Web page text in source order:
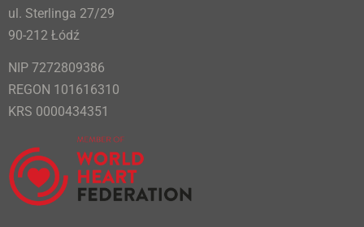
ul. Sterlinga 27/29
90-212 Łódź
NIP 7272809386
REGON 101616310
KRS 0000434351